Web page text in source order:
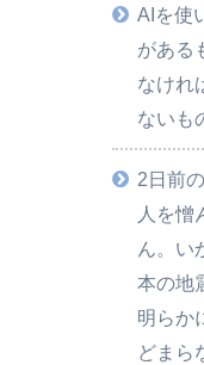
AIを使
がある
なけれ
ないも
2日前
人を憎
ん。い
本の地
明らか
どまら